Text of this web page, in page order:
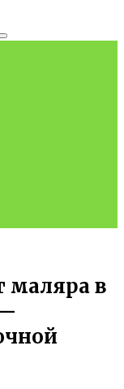
маляра в